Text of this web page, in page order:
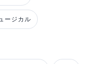
ージカル